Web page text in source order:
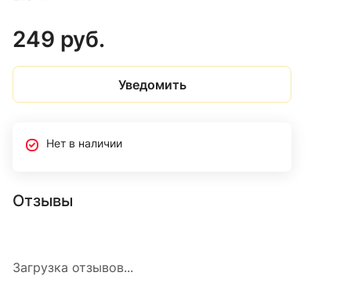
249 руб.
Уведомить
Нет в наличии
Отзывы
Загрузка отзывов...